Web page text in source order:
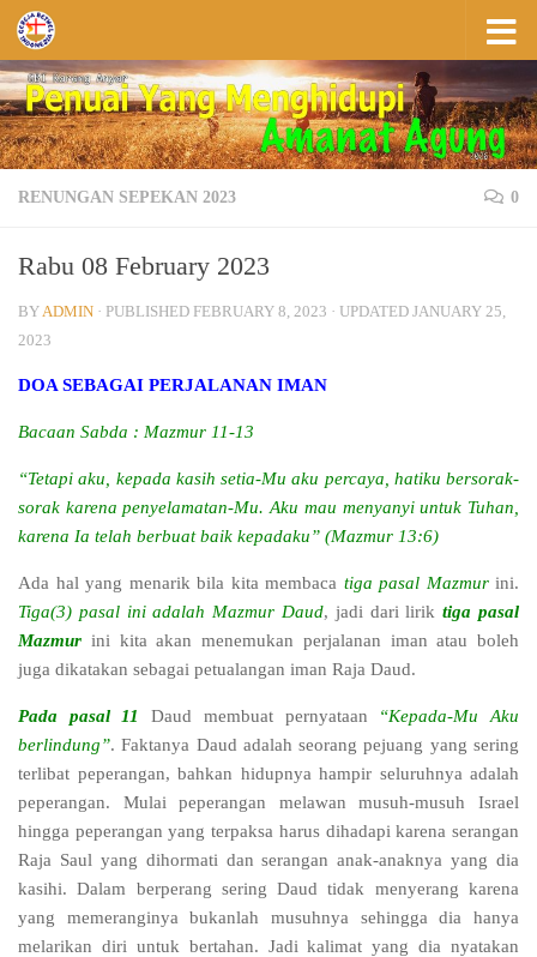
Skip to content
RENUNGAN SEPEKAN 2023 0
Rabu 08 February 2023
BYADMIN · PUBLISHED FEBRUARY 8, 2023 · UPDATED JANUARY 25,
2023
DOA SEBAGAI PERJALANAN IMAN
Bacaan Sabda : Mazmur 11-13
“Tetapi aku, kepada kasih setia-Mu aku percaya, hatiku bersorak-
sorak karena penyelamatan-Mu. Aku mau menyanyi untuk Tuhan,
karena Ia telah berbuat baik kepadaku” (Mazmur 13:6)
Ada hal yang menarik bila kita membaca tiga pasal Mazmurini.
Tiga(3) pasal ini adalah Mazmur Daud, jadi dari liriktiga pasal
Mazmur ini kita akan menemukan perjalanan iman atau boleh
juga dikatakan sebagai petualangan iman Raja Daud.
Pada pasal 11 Daud membuat pernyataan
“Kepada-Mu Aku
berlindung”. Faktanya Daud adalah seorang pejuang yang sering
terlibat peperangan, bahkan hidupnya hampir seluruhnya adalah
peperangan. Mulai peperangan melawan musuh-musuh Israel
hingga peperangan yang terpaksa harus dihadapi karena serangan
Raja Saul yang dihormati dan serangan anak-anaknya yang dia
kasihi. Dalam berperang sering Daud tidak menyerang karena
yang memeranginya bukanlah musuhnya sehingga dia hanya
melarikan diri untuk bertahan. Jadi kalimat yang dia nyatakan